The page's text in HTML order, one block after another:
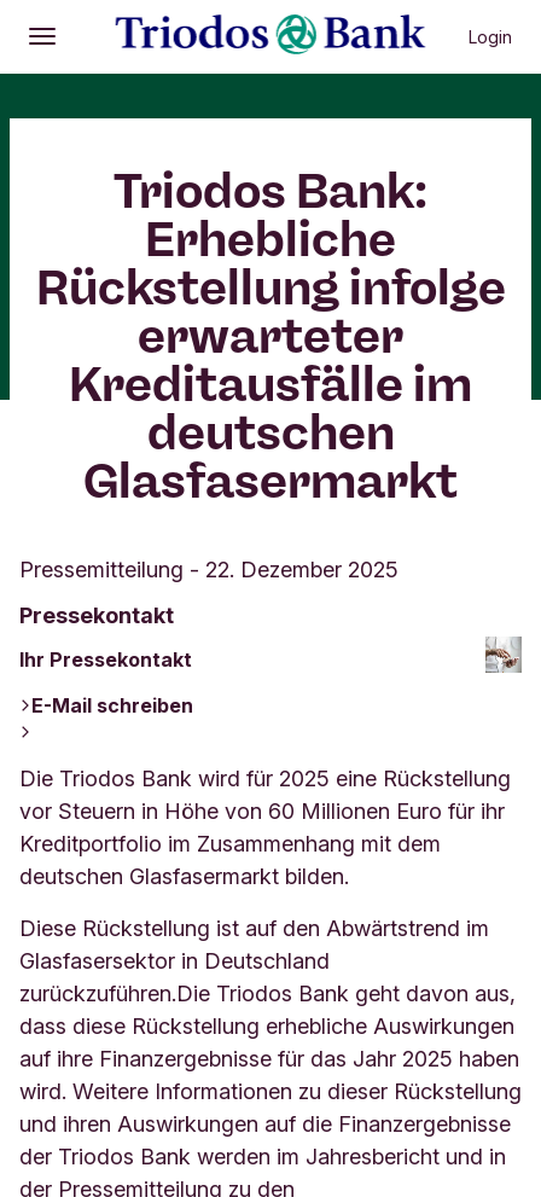
Öffnen
Hauptmenü Login
Triodos Bank:
Erhebliche
Rückstellung infolge
erwarteter
Kreditausfälle im
deutschen
Glasfasermarkt
Pressemitteilung - 22. Dezember 2025
Pressekontakt
Ihr Pressekontakt
E-Mail schreiben
Die Triodos Bank wird für 2025 eine Rückstellung
vor Steuern in Höhe von 60 Millionen Euro für ihr
Kreditportfolio im Zusammenhang mit dem
deutschen Glasfasermarkt bilden.
Diese Rückstellung ist auf den Abwärtstrend im
Glasfasersektor in Deutschland
zurückzuführen.Die Triodos Bank geht davon aus,
dass diese Rückstellung erhebliche Auswirkungen
auf ihre Finanzergebnisse für das Jahr 2025 haben
wird. Weitere Informationen zu dieser Rückstellung
und ihren Auswirkungen auf die Finanzergebnisse
der Triodos Bank werden im Jahresbericht und in
der Pressemitteilung zu den